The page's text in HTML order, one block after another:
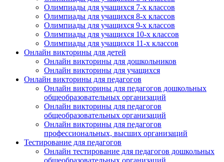
Олимпиады для учащихся 7-х классов
Олимпиады для учащихся 8-х классов
Олимпиады для учащихся 9-х классов
Олимпиады для учащихся 10-х классов
Олимпиады для учащихся 11-х классов
Онлайн викторины для детей
Онлайн викторины для дошкольников
Онлайн викторины для учащихся
Онлайн викторины для педагогов
Онлайн викторины для педагогов дошкольных
общеобразовательных организаций
Онлайн викторины для педагогов
общеобразовательных организаций
Онлайн викторины для педагогов
профессиональных, высших организаций
Тестирование для педагогов
Онлайн тестирование для педагогов дошкольных
общеобразовательных организаций